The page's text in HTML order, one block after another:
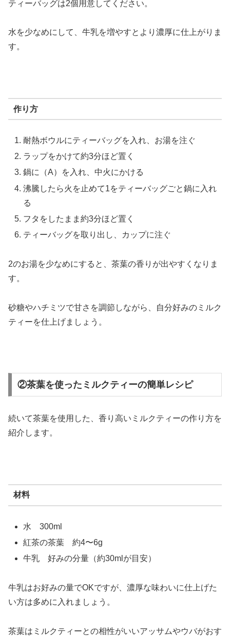
ティーバッグは2個用意してください。
水を少なめにして、牛乳を増やすとより濃厚に仕上がりま
す。
作り方
耐熱ボウルにティーバッグを入れ、お湯を注ぐ
ラップをかけて約3分ほど置く
鍋に（A）を入れ、中火にかける
沸騰したら火を止めて1をティーバッグごと鍋に入れ
る
フタをしたまま約3分ほど置く
ティーバッグを取り出し、カップに注ぐ
2のお湯を少なめにすると、茶葉の香りが出やすくなりま
す。
砂糖やハチミツで甘さを調節しながら、自分好みのミルク
ティーを仕上げましょう。
②茶葉を使ったミルクティーの簡単レシピ
続いて茶葉を使用した、香り高いミルクティーの作り方を
紹介します。
材料
水 300ml
紅茶の茶葉 約4〜6g
牛乳 好みの分量（約30mlが目安）
牛乳はお好みの量でOKですが、濃厚な味わいに仕上げた
い方は多めに入れましょう。
茶葉はミルクティーとの相性がいいアッサムやウバがおす